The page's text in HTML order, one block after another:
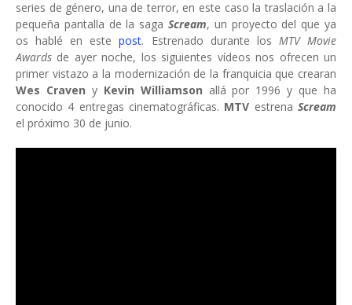
series de género, una de terror, en este caso la traslación a la
pequeña pantalla de la saga Scream, un proyecto del que ya
os hablé en estepost. Estrenado durante los MTV Movie
Awards de ayer noche, los siguientes vídeos nos ofrecen un
primer vistazo a la modernización de la franquicia que crearan
Wes Craven y Kevin Williamson allá por 1996 y que ha
conocido 4 entregas cinematográficas. MTV estrenaScream
el próximo 30 de junio.